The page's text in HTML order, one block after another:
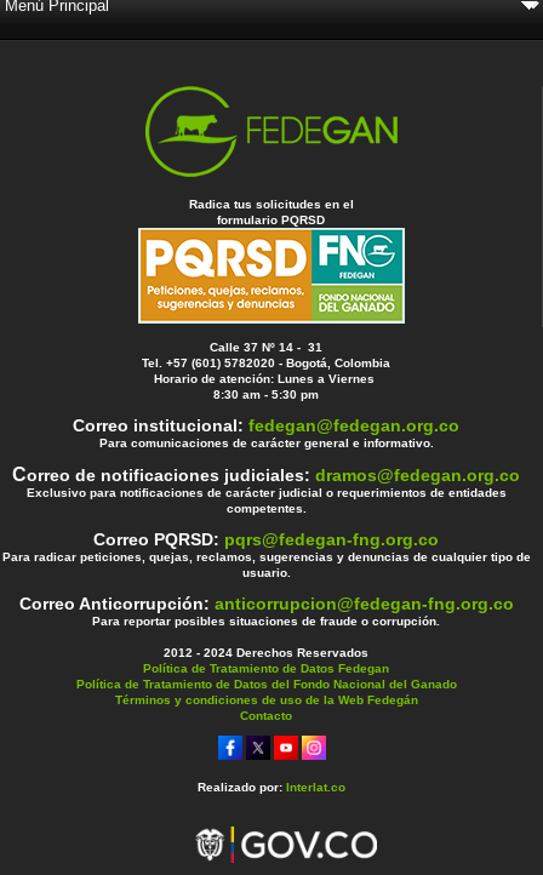
Radica tus solicitudes en el
formulario PQRSD
Calle 37 Nº 14 - 31
Tel. +57 (601) 5782020 - Bogotá, Colombia
Horario de atención: Lunes a Viernes
8:30 am - 5:30 pm
Correo institucional:fedegan@fedegan.org.co
Para comunicaciones de carácter general e informativo.
Correo de notificaciones judiciales:dramos@fedegan.org.co
Exclusivo para notificaciones de carácter judicial o requerimientos de entidades
competentes.
Correo PQRSD: pqrs@fedegan-fng.org.co
Para radicar peticiones, quejas, reclamos, sugerencias y denuncias de cualquier tipo de
usuario.
Correo Anticorrupción: anticorrupcion@fedegan-fng.org.co
Para reportar posibles situaciones de fraude o corrupción.
2012 - 2024 Derechos Reservados
Política de Tratamiento de Datos Fedegan
Política de Tratamiento de Datos del Fondo Nacional del Ganado
Términos y condiciones de uso de la Web Fedegán
Contacto
Realizado por: Interlat.co